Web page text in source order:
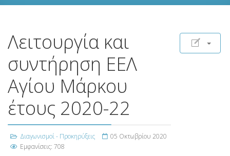
Λειτουργία και
συντήρηση ΕΕΛ
Αγίου Μάρκου
έτους 2020-22
Διαγωνισμοί - Προκηρύξεις
05 Οκτωβρίου 2020
Εμφανίσεις: 708